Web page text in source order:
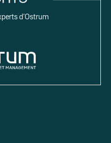
d’Ostrum